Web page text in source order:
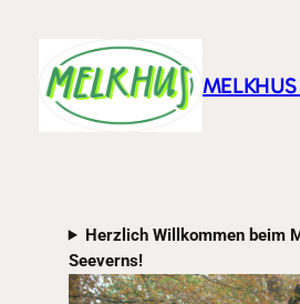
springen
Herzlich Willkommen beim
Seeverns!